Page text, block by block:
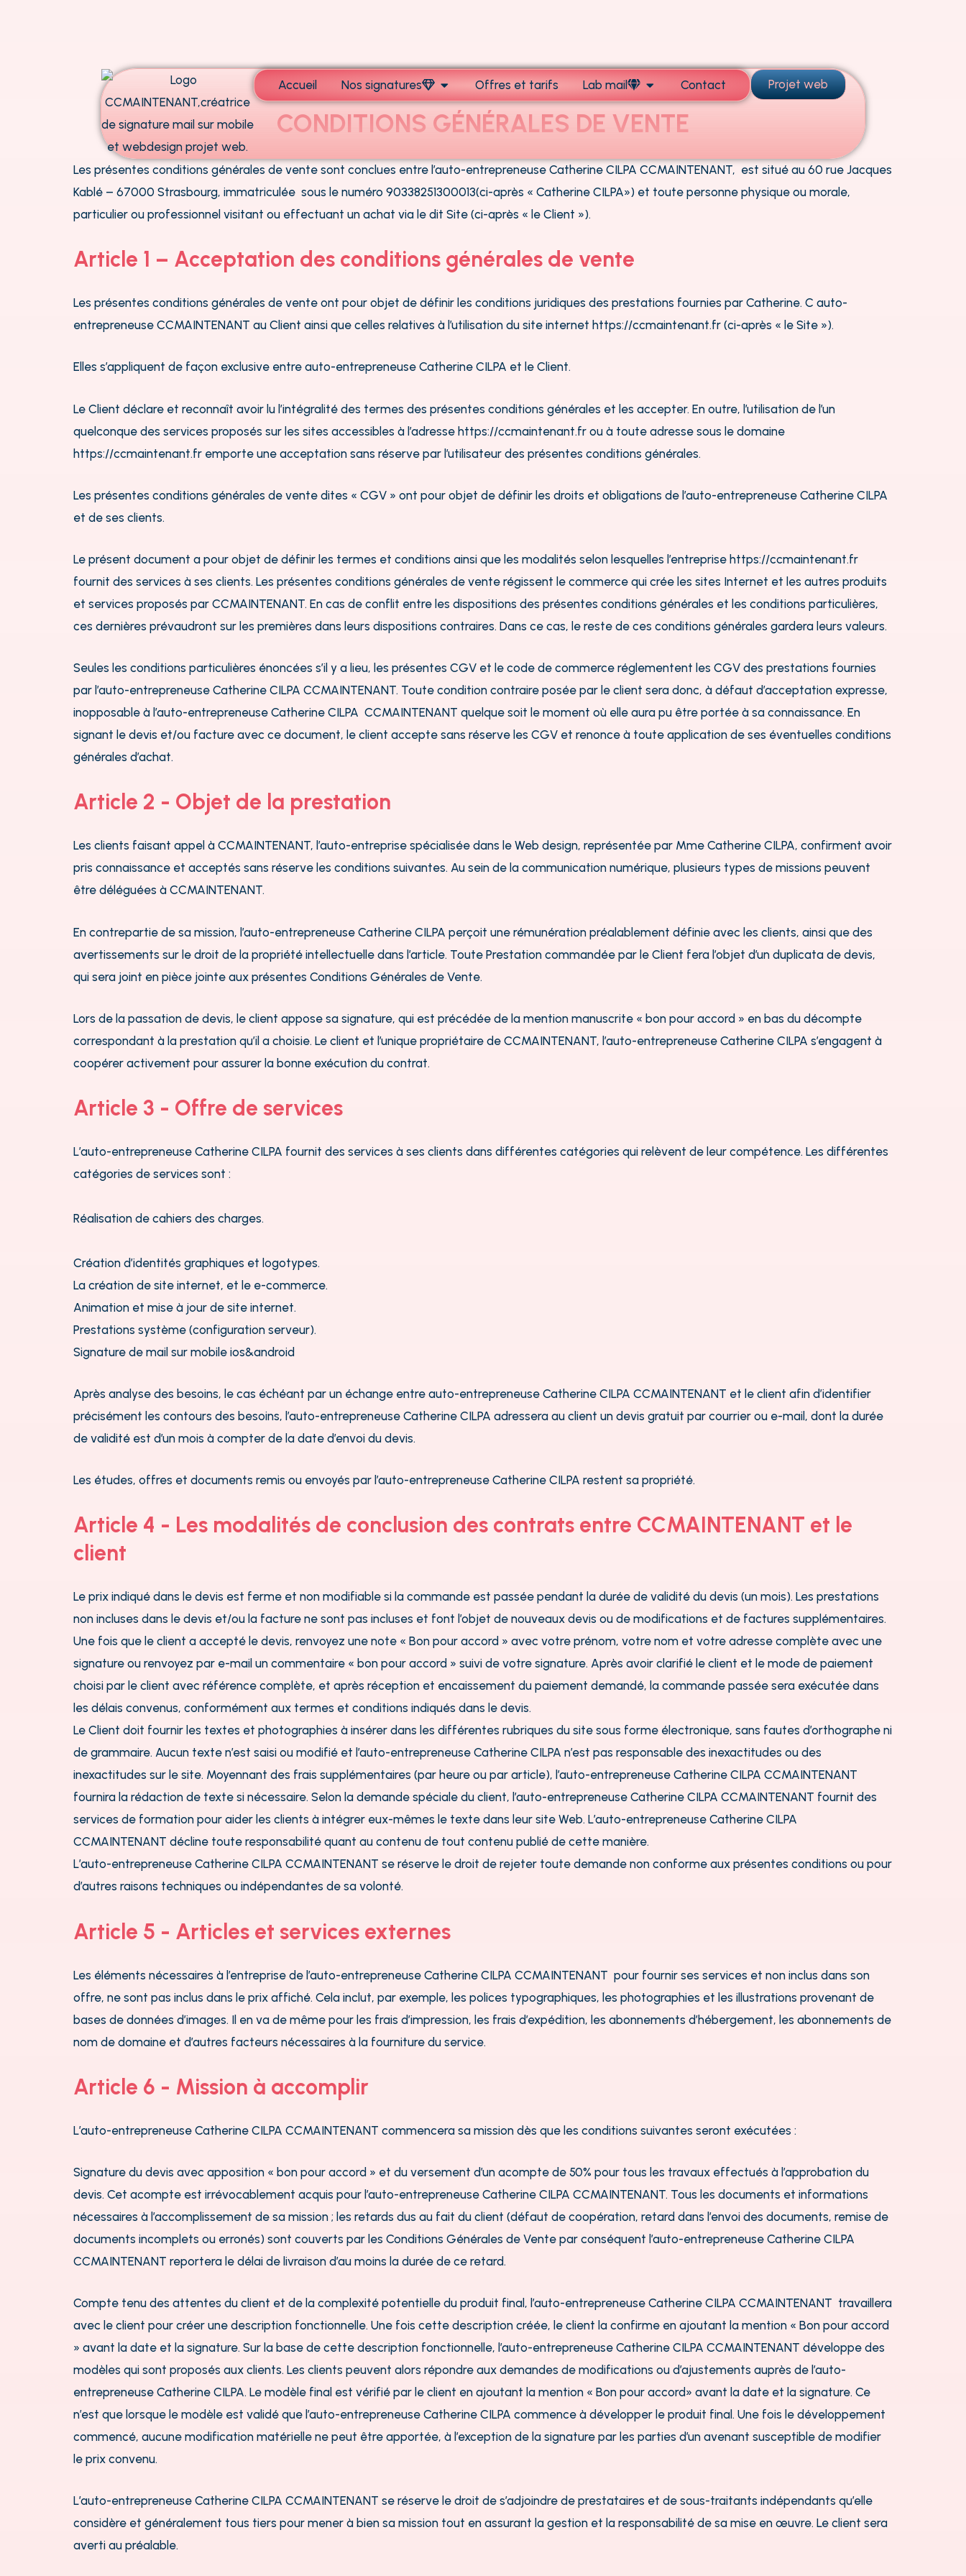
Accueil Nos signatures Ouvrir Nos signatures
Offres et tarifs Lab mail Ouvrir Lab mail
Contact Projet web
CONDITIONS GÉNÉRALES DE VENTE
Les présentes conditions générales de vente sont conclues entre l’auto-entrepreneuse Catherine CILPA CCMAINTENANT, est situé au 60 rue Jacques
Kablé – 67000 Strasbourg, immatriculée sous le numéro 90338251300013(ci-après « Catherine CILPA») et toute personne physique ou morale,
particulier ou professionnel visitant ou effectuant un achat via le dit Site (ci-après « le Client »).
Article 1 – Acceptation des conditions générales de vente
Les présentes conditions générales de vente ont pour objet de définir les conditions juridiques des prestations fournies par Catherine. C auto-
entrepreneuse CCMAINTENANT au Client ainsi que celles relatives à l’utilisation du site internet https://ccmaintenant.fr (ci-après « le Site »).
Elles s’appliquent de façon exclusive entre auto-entrepreneuse Catherine CILPA et le Client.
Le Client déclare et reconnaît avoir lu l’intégralité des termes des présentes conditions générales et les accepter. En outre, l’utilisation de l’un
quelconque des services proposés sur les sites accessibles à l’adresse https://ccmaintenant.fr ou à toute adresse sous le domaine
https://ccmaintenant.fr emporte une acceptation sans réserve par l’utilisateur des présentes conditions générales.
Les présentes conditions générales de vente dites « CGV » ont pour objet de définir les droits et obligations de l’auto-entrepreneuse Catherine CILPA
et de ses clients.
Le présent document a pour objet de définir les termes et conditions ainsi que les modalités selon lesquelles l’entreprise https://ccmaintenant.fr
fournit des services à ses clients. Les présentes conditions générales de vente régissent le commerce qui crée les sites Internet et les autres produits
et services proposés par CCMAINTENANT. En cas de conflit entre les dispositions des présentes conditions générales et les conditions particulières,
ces dernières prévaudront sur les premières dans leurs dispositions contraires. Dans ce cas, le reste de ces conditions générales gardera leurs valeurs.
Seules les conditions particulières énoncées s’il y a lieu, les présentes CGV et le code de commerce réglementent les CGV des prestations fournies
par l’auto-entrepreneuse Catherine CILPA CCMAINTENANT. Toute condition contraire posée par le client sera donc, à défaut d’acceptation expresse,
inopposable à l’auto-entrepreneuse Catherine CILPA CCMAINTENANT quelque soit le moment où elle aura pu être portée à sa connaissance. En
signant le devis et/ou facture avec ce document, le client accepte sans réserve les CGV et renonce à toute application de ses éventuelles conditions
générales d’achat.
Article 2 - Objet de la prestation
Les clients faisant appel à CCMAINTENANT, l’auto-entreprise spécialisée dans le Web design, représentée par Mme Catherine CILPA, confirment avoir
pris connaissance et acceptés sans réserve les conditions suivantes. Au sein de la communication numérique, plusieurs types de missions peuvent
être déléguées à CCMAINTENANT.
En contrepartie de sa mission, l’auto-entrepreneuse Catherine CILPA perçoit une rémunération préalablement définie avec les clients, ainsi que des
avertissements sur le droit de la propriété intellectuelle dans l’article. Toute Prestation commandée par le Client fera l’objet d’un duplicata de devis,
qui sera joint en pièce jointe aux présentes Conditions Générales de Vente.
Lors de la passation de devis, le client appose sa signature, qui est précédée de la mention manuscrite « bon pour accord » en bas du décompte
correspondant à la prestation qu’il a choisie. Le client et l’unique propriétaire de CCMAINTENANT, l’auto-entrepreneuse Catherine CILPA s’engagent à
coopérer activement pour assurer la bonne exécution du contrat.
Article 3 - Offre de services
L’auto-entrepreneuse Catherine CILPA fournit des services à ses clients dans différentes catégories qui relèvent de leur compétence. Les différentes
catégories de services sont :
Réalisation de cahiers des charges.
Création d’identités graphiques et logotypes.
La création de site internet, et le e-commerce.
Animation et mise à jour de site internet.
Prestations système (configuration serveur).
Signature de mail sur mobile ios&android
Après analyse des besoins, le cas échéant par un échange entre auto-entrepreneuse Catherine CILPA CCMAINTENANT et le client afin d’identifier
précisément les contours des besoins, l’auto-entrepreneuse Catherine CILPA adressera au client un devis gratuit par courrier ou e-mail, dont la durée
de validité est d’un mois à compter de la date d’envoi du devis.
Les études, offres et documents remis ou envoyés par l’auto-entrepreneuse Catherine CILPA restent sa propriété.
Article 4 - Les modalités de conclusion des contrats entre CCMAINTENANT et le
client
Le prix indiqué dans le devis est ferme et non modifiable si la commande est passée pendant la durée de validité du devis (un mois). Les prestations
non incluses dans le devis et/ou la facture ne sont pas incluses et font l’objet de nouveaux devis ou de modifications et de factures supplémentaires.
Une fois que le client a accepté le devis, renvoyez une note « Bon pour accord » avec votre prénom, votre nom et votre adresse complète avec une
signature ou renvoyez par e-mail un commentaire « bon pour accord » suivi de votre signature. Après avoir clarifié le client et le mode de paiement
choisi par le client avec référence complète, et après réception et encaissement du paiement demandé, la commande passée sera exécutée dans
les délais convenus, conformément aux termes et conditions indiqués dans le devis.
Le Client doit fournir les textes et photographies à insérer dans les différentes rubriques du site sous forme électronique, sans fautes d’orthographe ni
de grammaire. Aucun texte n’est saisi ou modifié et l’auto-entrepreneuse Catherine CILPA n’est pas responsable des inexactitudes ou des
inexactitudes sur le site. Moyennant des frais supplémentaires (par heure ou par article), l’auto-entrepreneuse Catherine CILPA CCMAINTENANT
fournira la rédaction de texte si nécessaire. Selon la demande spéciale du client, l’auto-entrepreneuse Catherine CILPA CCMAINTENANT fournit des
services de formation pour aider les clients à intégrer eux-mêmes le texte dans leur site Web. L’auto-entrepreneuse Catherine CILPA
CCMAINTENANT décline toute responsabilité quant au contenu de tout contenu publié de cette manière.
L’auto-entrepreneuse Catherine CILPA CCMAINTENANT se réserve le droit de rejeter toute demande non conforme aux présentes conditions ou pour
d’autres raisons techniques ou indépendantes de sa volonté.
Article 5 - Articles et services externes
Les éléments nécessaires à l’entreprise de l’auto-entrepreneuse Catherine CILPA CCMAINTENANT pour fournir ses services et non inclus dans son
offre, ne sont pas inclus dans le prix affiché. Cela inclut, par exemple, les polices typographiques, les photographies et les illustrations provenant de
bases de données d’images. Il en va de même pour les frais d’impression, les frais d’expédition, les abonnements d’hébergement, les abonnements de
nom de domaine et d’autres facteurs nécessaires à la fourniture du service.
Article 6 - Mission à accomplir
L’auto-entrepreneuse Catherine CILPA CCMAINTENANT commencera sa mission dès que les conditions suivantes seront exécutées :
Signature du devis avec apposition « bon pour accord » et du versement d’un acompte de 50% pour tous les travaux effectués à l’approbation du
devis. Cet acompte est irrévocablement acquis pour l’auto-entrepreneuse Catherine CILPA CCMAINTENANT. Tous les documents et informations
nécessaires à l’accomplissement de sa mission ; les retards dus au fait du client (défaut de coopération, retard dans l’envoi des documents, remise de
documents incomplets ou erronés) sont couverts par les Conditions Générales de Vente par conséquent l’auto-entrepreneuse Catherine CILPA
CCMAINTENANT reportera le délai de livraison d’au moins la durée de ce retard.
Compte tenu des attentes du client et de la complexité potentielle du produit final, l’auto-entrepreneuse Catherine CILPA CCMAINTENANT travaillera
avec le client pour créer une description fonctionnelle. Une fois cette description créée, le client la confirme en ajoutant la mention « Bon pour accord
» avant la date et la signature. Sur la base de cette description fonctionnelle, l’auto-entrepreneuse Catherine CILPA CCMAINTENANT développe des
modèles qui sont proposés aux clients. Les clients peuvent alors répondre aux demandes de modifications ou d’ajustements auprès de l’auto-
entrepreneuse Catherine CILPA. Le modèle final est vérifié par le client en ajoutant la mention « Bon pour accord» avant la date et la signature. Ce
n’est que lorsque le modèle est validé que l’auto-entrepreneuse Catherine CILPA commence à développer le produit final. Une fois le développement
commencé, aucune modification matérielle ne peut être apportée, à l’exception de la signature par les parties d’un avenant susceptible de modifier
le prix convenu.
L’auto-entrepreneuse Catherine CILPA CCMAINTENANT se réserve le droit de s’adjoindre de prestataires et de sous-traitants indépendants qu’elle
considère et généralement tous tiers pour mener à bien sa mission tout en assurant la gestion et la responsabilité de sa mise en œuvre. Le client sera
averti au préalable.